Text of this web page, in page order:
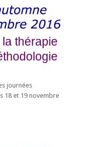
thérapie
journées
18 et 19 novembre